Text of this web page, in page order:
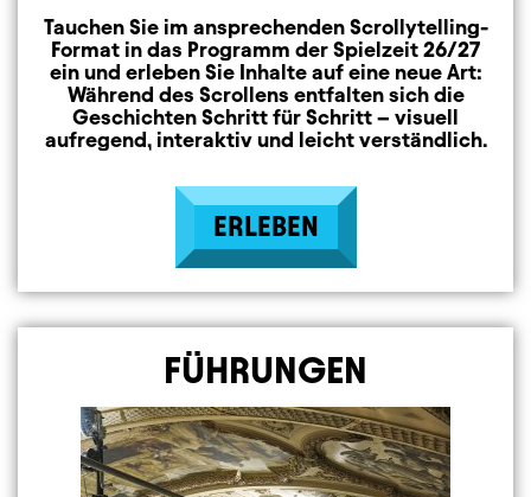
Tauchen Sie im ansprechenden Scrollytelling-
Format in das Programm der Spielzeit 26/27
ein und erleben Sie Inhalte auf eine neue Art:
Während des Scrollens entfalten sich die
Geschichten Schritt für Schritt – visuell
aufregend, interaktiv und leicht verständlich.
ERLEBEN
FÜHRUNGEN
Image